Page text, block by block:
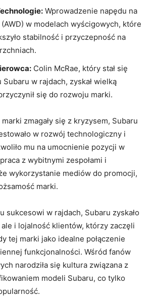
Wprowadzenie napędu na
w modelach wyścigowych, które
stabilność i przyczepność na
Colin McRae, który stał się
Subaru w rajdach, zyskał wielką
się do rozwoju marki.
zmagały się z kryzysem, Subaru
w rozwój technologiczny i
mu na umocnienie pozycji w
z wybitnymi zespołami i
wykorzystanie mediów do promocji,
marki.
sukcesowi w rajdach, Subaru zyskało
i lojalność klientów, którzy zaczęli
tej marki jako idealne połączenie
funkcjonalności. Wśród fanów
narodziła się kultura związana z
modeli Subaru, co tylko